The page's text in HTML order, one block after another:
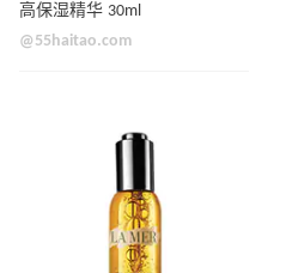
高保湿精华 30ml
@55haitao.com